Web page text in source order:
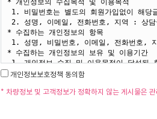
개인정보보호정책 동의함
* 차량정보 및 고객정보가 정확하지 않는 게시물은